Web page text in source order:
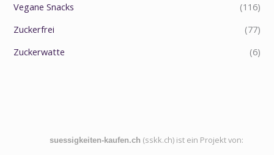
Vegane Snacks
(116)
Zuckerfrei
(77)
Zuckerwatte
(6)
suessigkeiten-kaufen.ch (sskk.ch) ist ein Projekt von: